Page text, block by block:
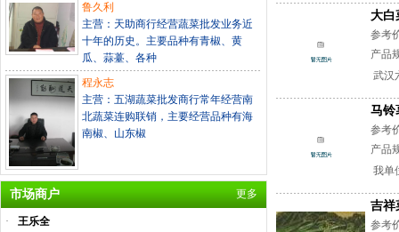
鲁久利
主营：天助商行经营蔬菜批发业务近
十年的历史。主要品种有青椒、黄
瓜、蒜薹、各种
程永志
主营：五湖蔬菜批发商行常年经营南
北蔬菜连购联销，主要经营品种有海
南椒、山东椒
市场商户 更多
·
王乐全
大白
参考
产品
武汉
马铃
参考
产品
我单
吉祥
参考